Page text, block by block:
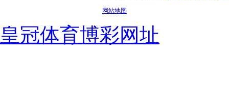
网站地图
皇冠体育博彩网址